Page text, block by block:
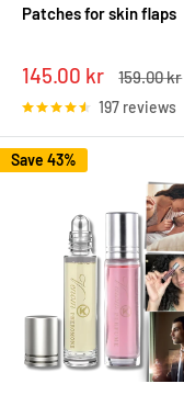
Patches for skin flaps
Sale
price
145.00 kr
Regular
159.00 kr
197 reviews
Save 43%